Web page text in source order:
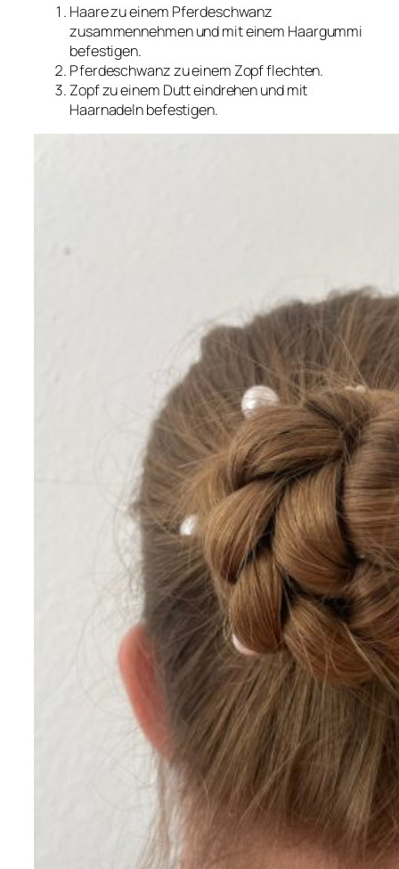
Haare zu einem Pferdeschwanz
zusammennehmen und mit einem Haargummi
befestigen.
Pferdeschwanz zu einem Zopf flechten.
Zopf zu einem Dutt eindrehen und mit
Haarnadeln befestigen.